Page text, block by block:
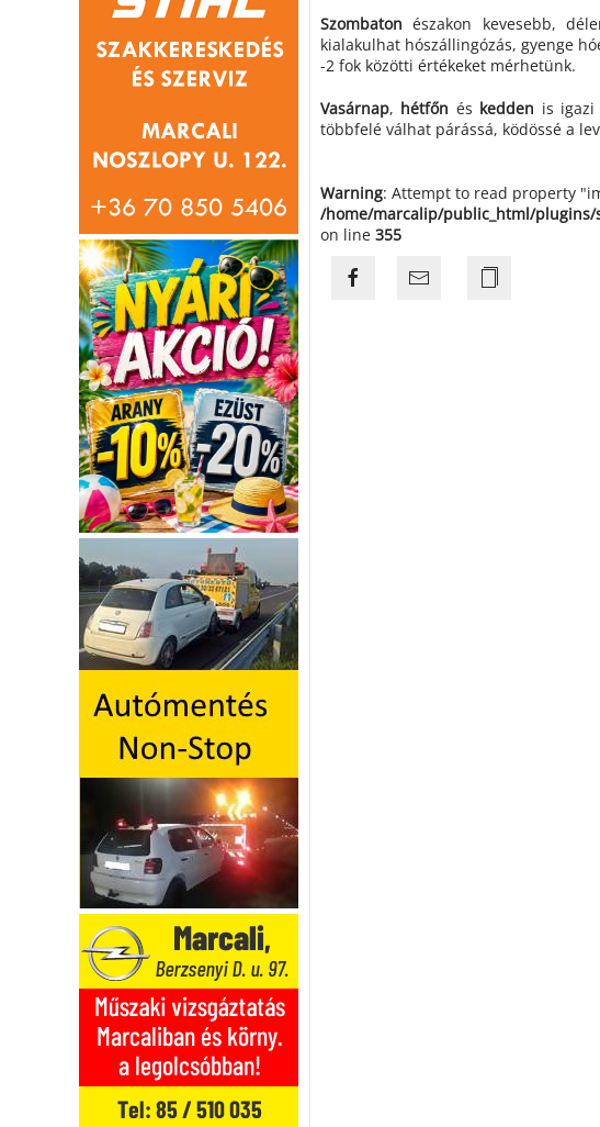
Szombatonészakon kevesebb,
kialakulhat hószállingózás, gyenge
-2 fok közötti értékeket mérhetünk.
Vasárnap, hétfőn és kedden is
többfelé válhat párássá, ködössé a
Warning: Attempt to read property
/home/marcalip/public_html/plugins/
on line 355